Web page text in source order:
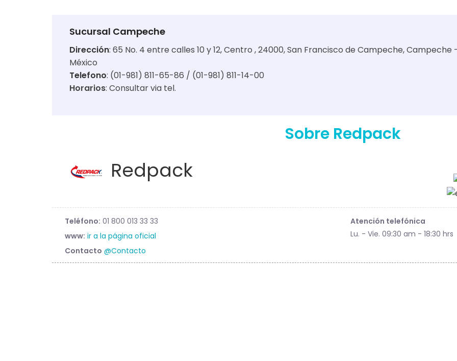
Sucursal Campeche
Dirección: 65 No. 4 entre calles 10 y 12, Centro , 24000, San Francisco de Campeche, Campeche
México
Telefono: (01-981) 811-65-86 / (01-981) 811-14-00
Horarios: Consultar via tel.
Sobre Redpack
Redpack
Teléfono: 01 800 013 33 33
www: ir a la página oficial
Contacto @Contacto
Atención telefónica
Lu. - Vie. 09:30 am - 18:30 hrs